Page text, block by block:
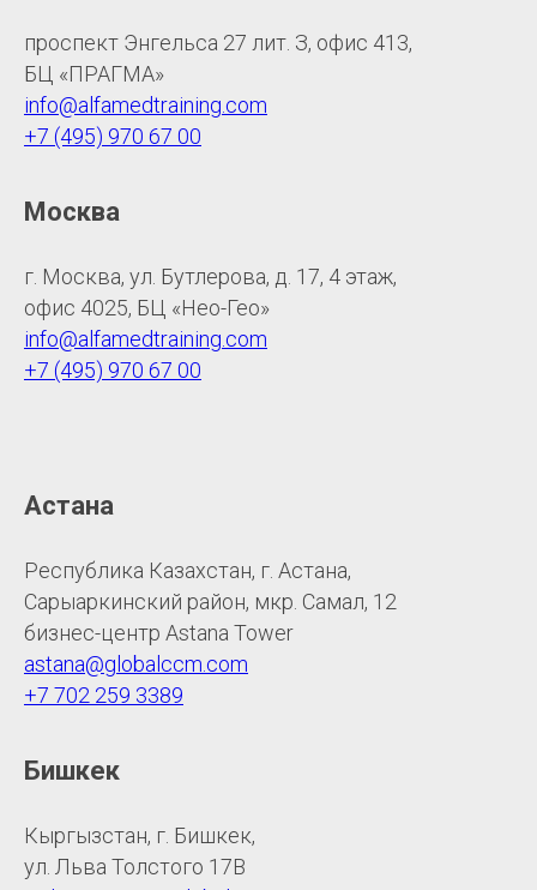
проспект Энгельса 27 лит. З, офис 413,
БЦ «ПРАГМА»
info@alfamedtraining.com
+7 (495) 970 67 00
Москва
г. Москва, ул. Бутлерова, д. 17, 4 этаж,
офис 4025, БЦ «Нео-Гео»
info@alfamedtraining.com
+7 (495) 970 67 00
Астана
Республика Казахстан, г. Астана,
Сарыаркинский район, мкр. Самал, 12
бизнес-центр Astana Tower
astana@globalccm.com
+7 702 259 3389
Бишкек
Кыргызстан, г. Бишкек,
ул. Льва Толстого 17В